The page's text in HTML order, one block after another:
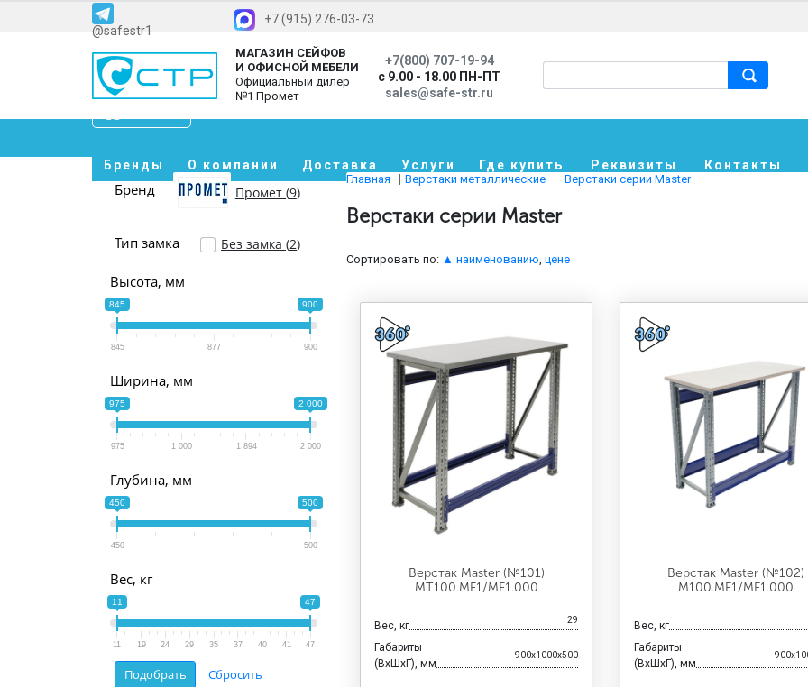
@safestr1
+7 (915) 276-03-73
МАГАЗИН СЕЙФОВ
И ОФИСНОЙ МЕБЕЛИ
Официальный дилер
№1 Промет
+7(800) 707-19-94
с 9.00 - 18.00 ПН-ПТ
sales@safe-str.ru
Бренды О компании Доставка Услуги Где купить Реквизиты Контакты
Бренд Промет (9)
Тип замка Без замка (2)
Высота, мм
845 900
845 877 900
Ширина, мм
975 2 000
975 1 000 1 894 2 000
Глубина, мм
450 500
450 500
Вес, кг
11 47
11 19 24 29 35 37 40 41 47
Главная Верстаки металлические Верстаки серии Master
Верстаки серии Master
Сортировать по: ▲ наименованию,цене
Верстак Master (№101)
MT100.MF1/MF1.000
Вес, кг 29
Габариты
(ВхШхГ), мм
900x1000x500
Верстак Master (№102)
M100.MF1/MF1.000
Вес, кг
Габариты
(ВхШхГ), мм